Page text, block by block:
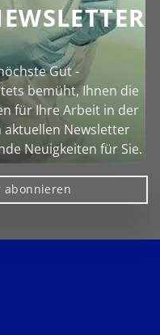
Gut -
bemüht, Ihnen die
für Ihre Arbeit in der
aktuellen Newsletter
Neuigkeiten für Sie.
abonnieren